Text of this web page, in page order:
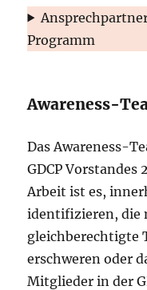
Programm
Awareness-
Das Awareness-
GDCP Vorstandes
Arbeit ist es,
identifizieren, die
gleichberechtigte
erschweren oder
Mitglieder in der